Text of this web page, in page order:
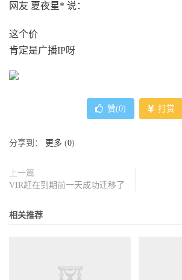
网友 夏夜星* 说：
这个价
肯定是广播IP呀
赞(0) 打赏
分享到： 更多 (0)
上一篇
VIR赶在到期前一天成功迁移了
相关推荐